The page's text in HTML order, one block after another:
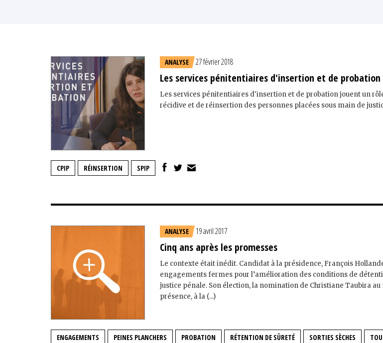
ANALYSE 27 février 2018
Les services pénitentiaires d'insertion et de probation
Les services pénitentiaires d'insertion et de probation jouent un
récidive et de réinsertion des personnes placées sous main de
CPIP RÉINSERTION SPIP
ANALYSE 19 avril 2017
Cinq ans après les promesses
Le contexte était inédit. Candidat à la présidence, François
engagements fermes pour l’amélioration des conditions de
justice pénale. Son élection, la nomination de Christiane Taubira
présence, à la (...)
ENGAGEMENTS PEINES PLANCHERS PROBATION RÉTENTION DE SÛRETÉ SORTIES SÈCHES